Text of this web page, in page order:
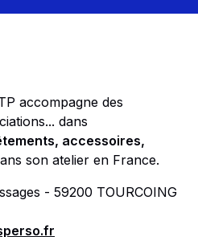
accompagne des
dans
accessoires,
son atelier en France.
- 59200 TOURCOING